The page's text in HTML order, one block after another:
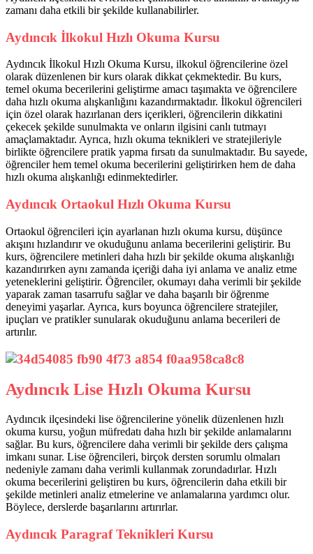
zamanı daha etkili bir şekilde kullanabilirler.
Aydıncık İlkokul Hızlı Okuma Kursu
Aydıncık İlkokul Hızlı Okuma Kursu, ilkokul öğrencilerine özel
olarak düzenlenen bir kurs olarak dikkat çekmektedir. Bu kurs,
temel okuma becerilerini geliştirme amacı taşımakta ve öğrencilere
daha hızlı okuma alışkanlığını kazandırmaktadır. İlkokul öğrencileri
için özel olarak hazırlanan ders içerikleri, öğrencilerin dikkatini
çekecek şekilde sunulmakta ve onların ilgisini canlı tutmayı
amaçlamaktadır. Ayrıca, hızlı okuma teknikleri ve stratejileriyle
birlikte öğrencilere pratik yapma fırsatı da sunulmaktadır. Bu sayede,
öğrenciler hem temel okuma becerilerini geliştirirken hem de daha
hızlı okuma alışkanlığı edinmektedirler.
Aydıncık Ortaokul Hızlı Okuma Kursu
Ortaokul öğrencileri için ayarlanan hızlı okuma kursu, düşünce
akışını hızlandırır ve okuduğunu anlama becerilerini geliştirir. Bu
kurs, öğrencilere metinleri daha hızlı bir şekilde okuma alışkanlığı
kazandırırken aynı zamanda içeriği daha iyi anlama ve analiz etme
yeteneklerini geliştirir. Öğrenciler, okumayı daha verimli bir şekilde
yaparak zaman tasarrufu sağlar ve daha başarılı bir öğrenme
deneyimi yaşarlar. Ayrıca, kurs boyunca öğrencilere stratejiler,
ipuçları ve pratikler sunularak okuduğunu anlama becerileri de
artırılır.
Aydıncık Lise Hızlı Okuma Kursu
Aydıncık ilçesindeki lise öğrencilerine yönelik düzenlenen hızlı
okuma kursu, yoğun müfredatı daha hızlı bir şekilde anlamalarını
sağlar. Bu kurs, öğrencilere daha verimli bir şekilde ders çalışma
imkanı sunar. Lise öğrencileri, birçok dersten sorumlu olmaları
nedeniyle zamanı daha verimli kullanmak zorundadırlar. Hızlı
okuma becerilerini geliştiren bu kurs, öğrencilerin daha etkili bir
şekilde metinleri analiz etmelerine ve anlamalarına yardımcı olur.
Böylece, derslerde başarılarını artırırlar.
Aydıncık Paragraf Teknikleri Kursu